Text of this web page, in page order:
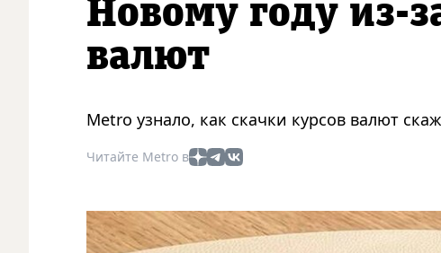
Новому году из-
валют
Metro узнало, как скачки курсов валют
Читайте Metro в